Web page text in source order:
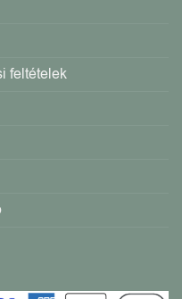
feltételek